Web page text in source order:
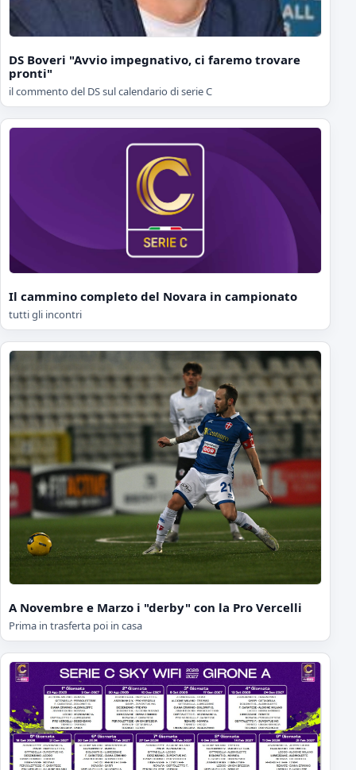
DS Boveri "Avvio impegnativo, ci faremo trovare
pronti"
il commento del DS sul calendario di serie C
Il cammino completo del Novara in campionato
tutti gli incontri
A Novembre e Marzo i "derby" con la Pro Vercelli
Prima in trasferta poi in casa